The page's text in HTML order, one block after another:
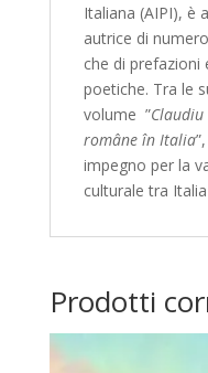
Italiana (AIPI), è
autrice di
che di prefazioni
poetiche. Tra le
volume ”
române în Italia
impegno per la
culturale tra
Prodotti